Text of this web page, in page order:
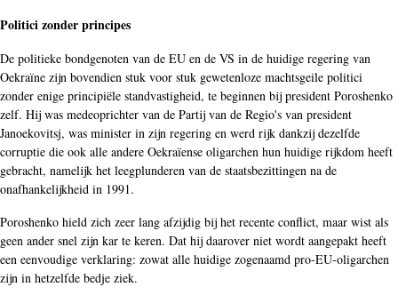
Politici zonder principes
De politieke bondgenoten van de EU en de VS in de huidige regering van
Oekraïne zijn bovendien stuk voor stuk gewetenloze machtsgeile politici
zonder enige principiële standvastigheid, te beginnen bij president Poroshenko
zelf. Hij was medeoprichter van de Partij van de Regio's van president
Janoekovitsj, was minister in zijn regering en werd rijk dankzij dezelfde
corruptie die ook alle andere Oekraïense oligarchen hun huidige rijkdom heeft
gebracht, namelijk het leegplunderen van de staatsbezittingen na de
onafhankelijkheid in 1991.
Poroshenko hield zich zeer lang afzijdig bij het recente conflict, maar wist als
geen ander snel zijn kar te keren. Dat hij daarover niet wordt aangepakt heeft
een eenvoudige verklaring: zowat alle huidige zogenaamd pro-EU-oligarchen
zijn in hetzelfde bedje ziek.